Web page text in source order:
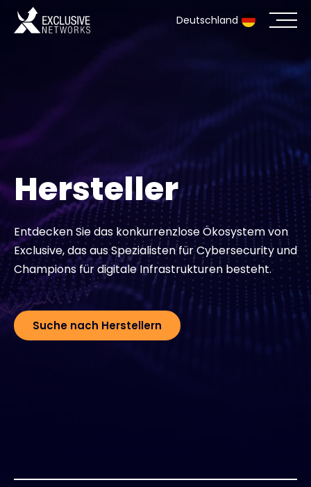
Deutschland
Unternehmen
Partnerportal
Exclusive Access Anmeldung
Exclusive Access - Erfahren Sie mehr
Hersteller
Entdecken Sie das konkurrenzlose Ökosystem von
Exclusive, das aus Spezialisten für Cybersecurity und
Champions für digitale Infrastrukturen besteht.
Suche nach Herstellern